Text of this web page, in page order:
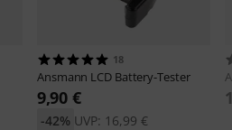
18
Ansmann LCD Battery-Tester
9,90 €
UVP: 16,99 €
-42%